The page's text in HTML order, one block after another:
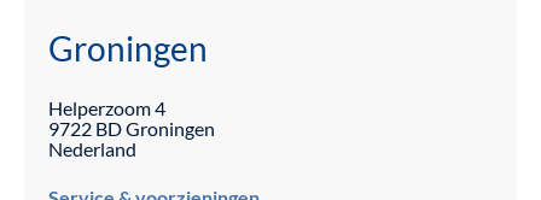
Groningen
Helperzoom4
9722 BDGroningen
Nederland